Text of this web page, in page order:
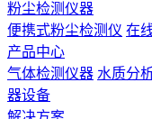
粉尘检测仪器
便携式粉尘检测仪 在
产品中心
气体检测仪器 水质分
器设备